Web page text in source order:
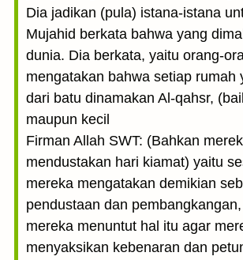
Dia jadikan (pula) istana-istana
Mujahid berkata bahwa yang
dunia. Dia berkata, yaitu orang-
mengatakan bahwa setiap rumah
dari batu dinamakan Al-qahsr,
maupun kecil
Firman Allah SWT: (Bahkan
mendustakan hari kiamat) yaitu
mereka mengatakan demikian
pendustaan dan
mereka menuntut hal itu agar
menyaksikan kebenaran dan